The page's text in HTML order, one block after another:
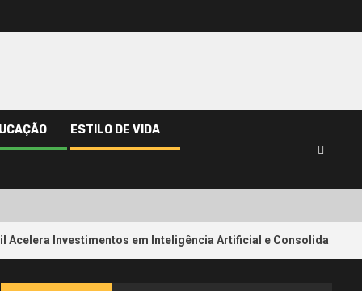
ESTILO DE VIDA
em Inteligência Artificial e Consolida sua